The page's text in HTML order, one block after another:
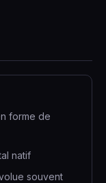
forme de
natif
souvent